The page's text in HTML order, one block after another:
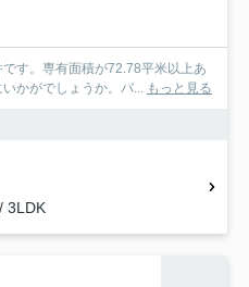
す。専有面積が72.78平米以上あ
かがでしょうか。バ... もっと見る
3LDK